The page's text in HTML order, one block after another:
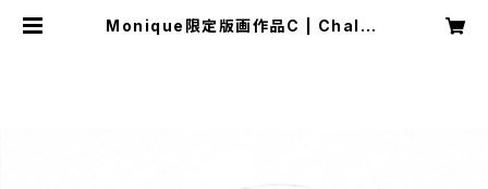
Monique限定版画作品C | Chalka